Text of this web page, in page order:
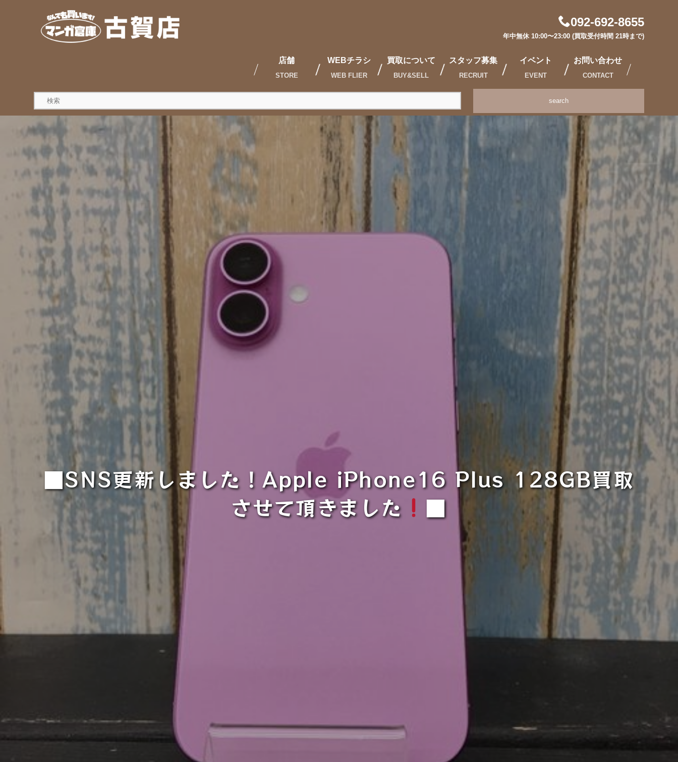
092-692-8655
年中無休 10:00〜23:00 (買取受付時間 21時まで)
店舗
STORE
WEBチラシ
WEB FLIER
買取について
BUY&SELL
スタッフ募集
RECRUIT
イベント
EVENT
お問い合わせ
CONTACT
search
■SNS更新しました！Apple iPhone16 Plus 128GB買取
させて頂きました
■